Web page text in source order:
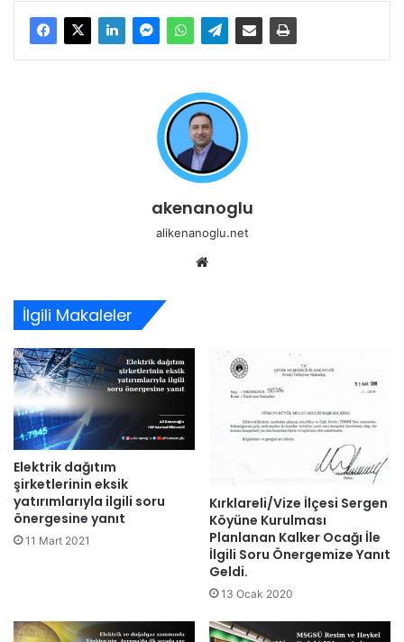
akenanoglu
alikenanoglu.net
İlgili Makaleler
Elektrik dağıtım
şirketlerinin eksik
yatırımlarıyla ilgili soru
önergesine yanıt
11 Mart 2021
Kırklareli/Vize İlçesi Sergen
Köyüne Kurulması
Planlanan Kalker Ocağı İle
İlgili Soru Önergemize Yanıt
Geldi.
13 Ocak 2020